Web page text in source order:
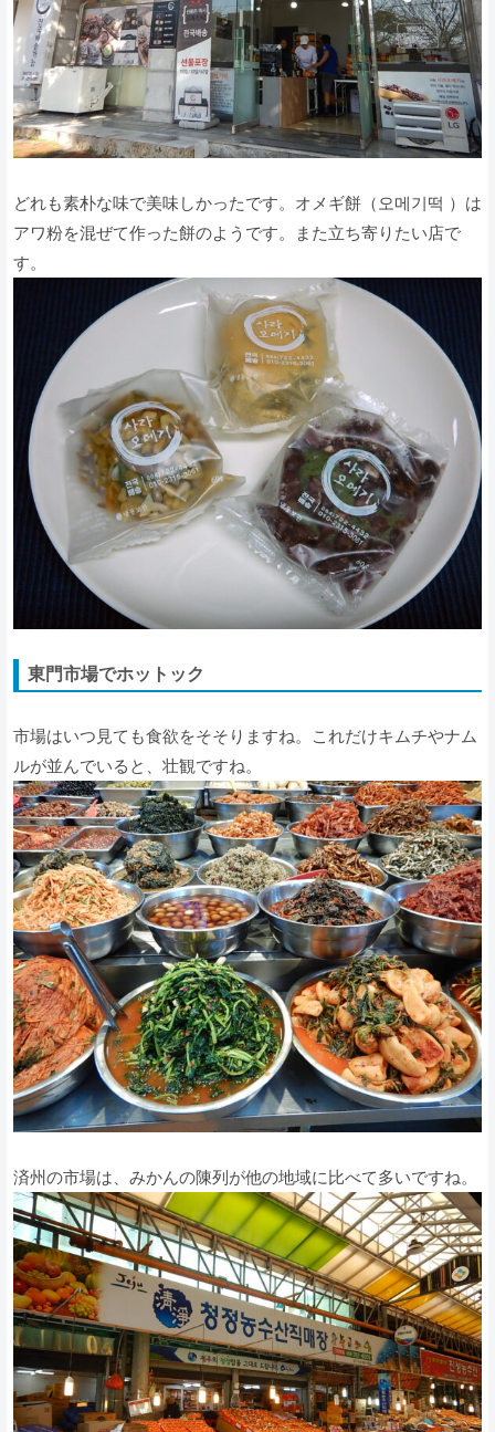
どれも素朴な味で美味しかったです。オメギ餅（오메기떡 ）は
アワ粉を混ぜて作った餅のようです。また立ち寄りたい店で
す。
東門市場でホットック
市場はいつ見ても食欲をそそりますね。これだけキムチやナム
ルが並んでいると、壮観ですね。
済州の市場は、みかんの陳列が他の地域に比べて多いですね。